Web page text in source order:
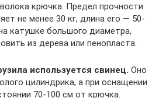
крючка. Предел прочности
не менее 30 кг, длина его — 50-
катушке большого диаметра,
из дерева или пенопласта.
используется свинец. Оно
цилиндрика, а при оснащении
70-100 см от крючка.